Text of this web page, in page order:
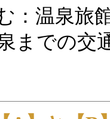
む：温泉旅
までの交